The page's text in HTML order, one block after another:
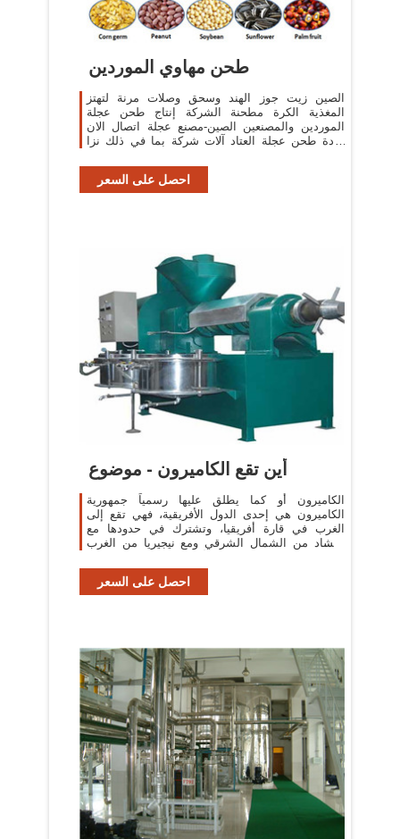
طحن مهاوي الموردين
الصين زيت جوز الهند وسحق وصلات مرنة لتهتز
المغذية الكرة مطحنة الشركة إنتاج طحن عجلة
الموردين والمصنعين الصين-مصنع عجلة اتصال الان
دودة طحن عجلة العتاد آلات شركة بما في ذلك نزا
احصل على السعر
أين تقع الكاميرون - موضوع
الكاميرون أو كما يطلق عليها رسمياً جمهورية
الكاميرون هي إحدى الدول الأفريقية، فهي تقع إلى
الغرب في قارة أفريقيا، وتشترك في حدودها مع
التشاد من الشمال الشرقي ومع نيجيريا من الغرب
احصل على السعر